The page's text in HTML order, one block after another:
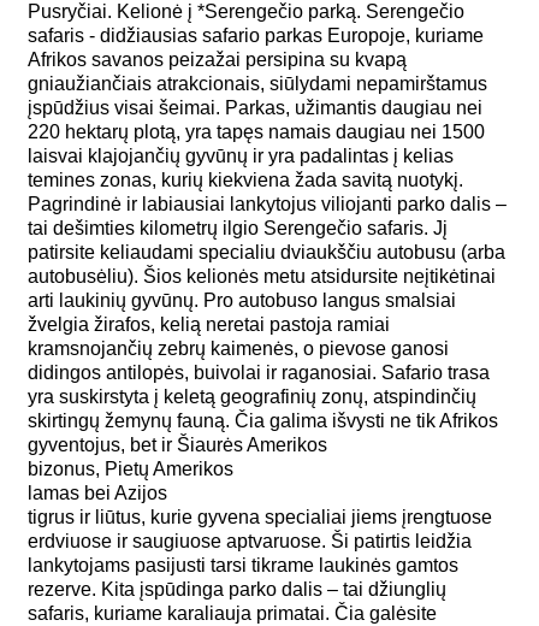
Pusryčiai. Kelionė į *Serengečio parką. Serengečio
safaris - didžiausias safario parkas Europoje, kuriame
Afrikos savanos peizažai persipina su kvapą
gniaužiančiais atrakcionais, siūlydami nepamirštamus
įspūdžius visai šeimai. Parkas, užimantis daugiau nei
220 hektarų plotą, yra tapęs namais daugiau nei 1500
laisvai klajojančių gyvūnų ir yra padalintas į kelias
temines zonas, kurių kiekviena žada savitą nuotykį.
Pagrindinė ir labiausiai lankytojus viliojanti parko dalis –
tai dešimties kilometrų ilgio Serengečio safaris. Jį
patirsite keliaudami specialiu dviaukščiu autobusu (arba
autobusėliu). Šios kelionės metu atsidursite neįtikėtinai
arti laukinių gyvūnų. Pro autobuso langus smalsiai
žvelgia žirafos, kelią neretai pastoja ramiai
kramsnojančių zebrų kaimenės, o pievose ganosi
didingos antilopės, buivolai ir raganosiai. Safario trasa
yra suskirstyta į keletą geografinių zonų, atspindinčių
skirtingų žemynų fauną. Čia galima išvysti ne tik Afrikos
gyventojus, bet ir Šiaurės Amerikos
bizonus, Pietų Amerikos
lamas bei Azijos
tigrus ir liūtus, kurie gyvena specialiai jiems įrengtuose
erdviuose ir saugiuose aptvaruose. Ši patirtis leidžia
lankytojams pasijusti tarsi tikrame laukinės gamtos
rezerve. Kita įspūdinga parko dalis – tai džiunglių
safaris, kuriame karaliauja primatai. Čia galėsite